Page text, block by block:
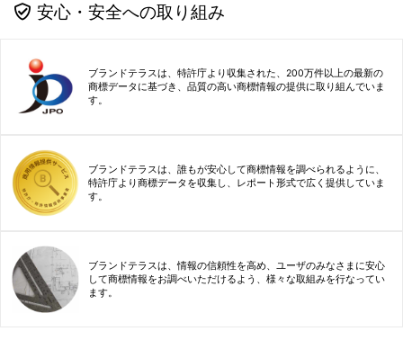
安心・安全への取り組み
ブランドテラスは、特許庁より収集された、200万件以上の最新の
商標データに基づき、品質の高い商標情報の提供に取り組んでいま
す。
ブランドテラスは、誰もが安心して商標情報を調べられるように、
特許庁より商標データを収集し、レポート形式で広く提供していま
す。
ブランドテラスは、情報の信頼性を高め、ユーザのみなさまに安心
して商標情報をお調べいただけるよう、様々な取組みを行なってい
ます。